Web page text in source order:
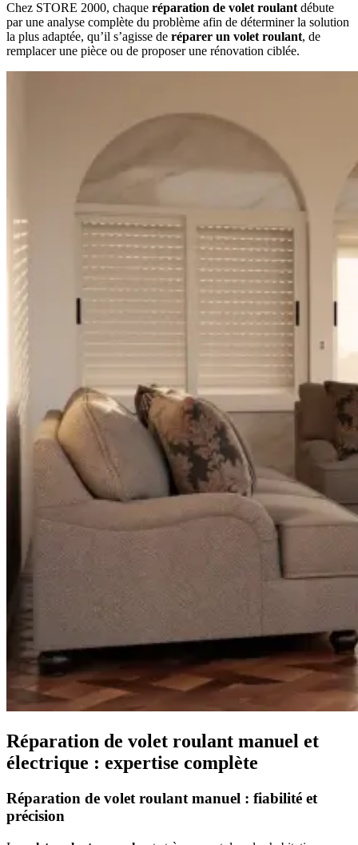
Chez STORE 2000, chaque réparation de volet roulant débute
par une analyse complète du problème afin de déterminer la solution
la plus adaptée, qu’il s’agisse de réparer un volet roulant, de
remplacer une pièce ou de proposer une rénovation ciblée.
Réparation de volet roulant manuel et
électrique : expertise complète
Réparation de volet roulant manuel : fiabilité et
précision